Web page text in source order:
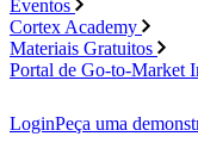
Eventos
Cortex Academy
Materiais Gratuitos
Portal de Go-to-Market
LoginPeça uma